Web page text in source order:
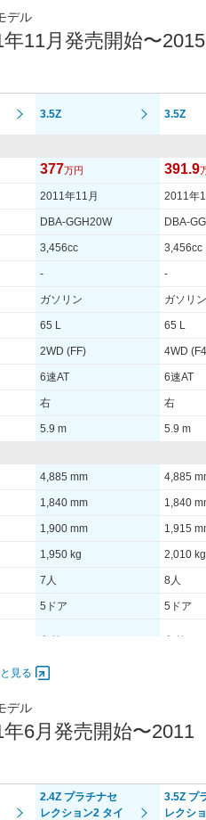
224 [22.8]/ 4,000 344
235/50R18 97V 235/
- -
- -
デル
11月発売開始〜2015
3.5Z 3.5Z
377万円 391.9
2011年11月 2011年
DBA-GGH20W DBA-
3,456cc 3,456cc
- -
ガソリン ガソリン
65 L 65 L
2WD (FF) 4WD
6速AT 6速AT
右 右
5.9 m 5.9 m
4,885 mm 4,885
1,840 mm 1,840
1,900 mm 1,915
1,950 kg 2,010 kg
7人 8人
5ドア 5ドア
あり あり
344 [35.1]/ 4,000 344
235/50R18 97V 235/
見る
デル
6月発売開始〜2011
2.4Z プラチナセ
レクション2 タイ
3.5Z プ
レクシ